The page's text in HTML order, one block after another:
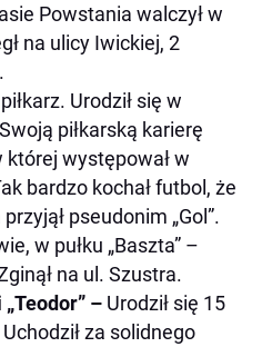
Powstania walczył w
na ulicy Iwickiej, 2
piłkarz. Urodził się w
piłkarską karierę
której występował w
bardzo kochał futbol, że
pseudonim „Gol”.
w pułku „Baszta” –
na ul. Szustra.
– Urodził się 15
za solidnego